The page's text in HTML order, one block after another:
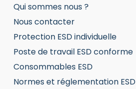
Qui sommes nous ?
Nous contacter
Protection ESD individuelle
Poste de travail ESD conforme
Consommables ESD
Normes et réglementation ESD